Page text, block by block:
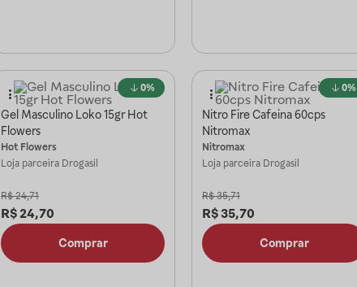
0%
Gel Masculino Loko 15gr Hot
Flowers
Hot Flowers
Loja parceira Drogasil
R$ 24,71
R$ 24,70
Comprar
0%
Nitro Fire Cafeina 60cps
Nitromax
Nitromax
Loja parceira Drogasil
R$ 35,71
R$35,70
Comprar